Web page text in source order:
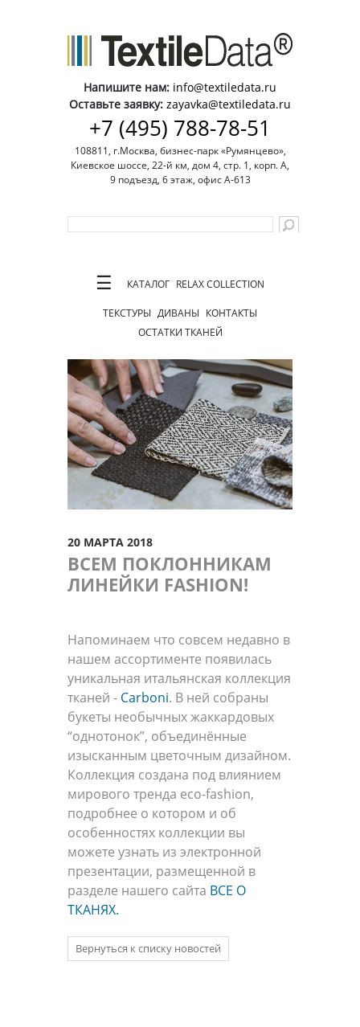
Напишите нам: info@textiledata.ru
Оставьте заявку: zayavka@textiledata.ru
+7 (495) 788-78-51
108811, г.Москва, бизнес-парк «Румянцево»,
Киевское шоссе, 22-й км, дом 4, стр. 1, корп. А,
9 подъезд, 6 этаж, офис А-613
☰ КАТАЛОГ RELAX COLLECTION
ТЕКСТУРЫ ДИВАНЫ КОНТАКТЫ
ОСТАТКИ ТКАНЕЙ
20 МАРТА 2018
ВСЕМ ПОКЛОННИКАМ
ЛИНЕЙКИ FASHION!
Напоминаем что совсем недавно в
нашем ассортименте появилась
уникальная итальянская коллекция
тканей - Carboni. В ней собраны
букеты необычных жаккардовых
“однотонок”, объединённые
изысканным цветочным дизайном.
Коллекция создана под влиянием
мирового тренда eco-fashion,
подробнее о котором и об
особенностях коллекции вы
можете узнать из электронной
презентации, размещенной в
разделе нашего сайта ВСЕ О
ТКАНЯХ.
Вернуться к списку новостей